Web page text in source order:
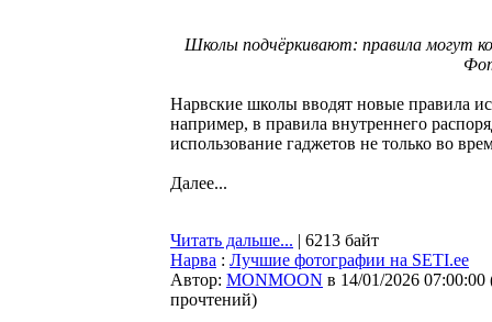
Школы подчёркивают: правила могут
Нарвские школы вводят новые правила
например, в правила внутреннего
использование гаджетов не только во
Далее...
Читать дальше... | 6213 байт
Нарва : Лучшие фотографии на SETI.ee
Автор: MONMOON в 14/01/2026 07:00:00
прочтений)